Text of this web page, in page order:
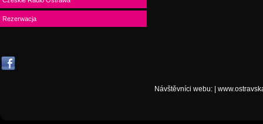
Rezerwacja
Návštěvníci webu: |